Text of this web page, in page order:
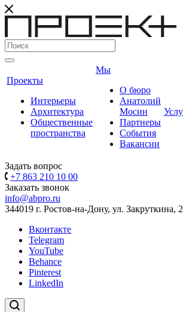
Проекты
Интерьеры
Архитектура
Общественные
пространства
Мы
О бюро
Анатолий
Мосин
Партнеры
События
Вакансии
Задать вопрос
+7 863 210 10 00
Заказать звонок
info@abpro.ru
344019 г. Ростов-на-Дону, ул. Закруткина,
Вконтакте
Telegram
YouTube
Behance
Pinterest
LinkedIn